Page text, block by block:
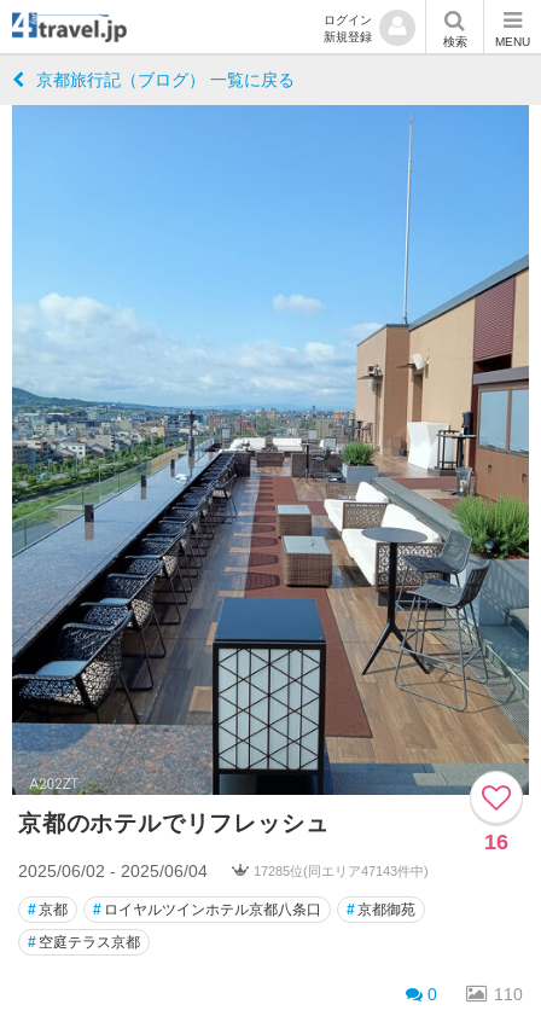
ログイン
新規登録
検索 MENU
京都旅行記（ブログ） 一覧に戻る
京都のホテルでリフレッシュ
16
2025/06/02 - 2025/06/04 17285位(同エリア47143件中)
#京都 # ロイヤルツインホテル京都八条口 #京都御苑
# 空庭テラス京都
0 110